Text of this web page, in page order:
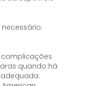
complicações
quando há